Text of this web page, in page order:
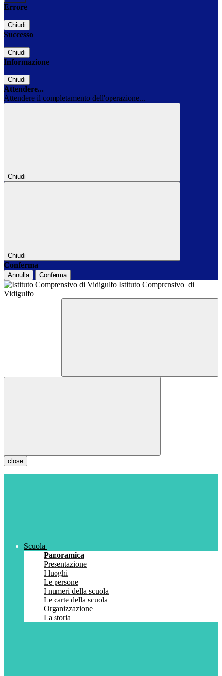
Errore
Chiudi
Successo
Chiudi
Informazione
Chiudi
Attendere...
Attendere il completamento dell'operazione...
Chiudi
Chiudi
Conferma
Annulla Conferma
Istituto Comprensivo di
Vidigulfo
close
Scuola
Panoramica
Presentazione
I luoghi
Le persone
I numeri della scuola
Le carte della scuola
Organizzazione
La storia